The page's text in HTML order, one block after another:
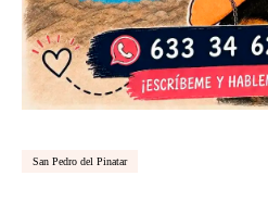
San Pedro del Pinatar